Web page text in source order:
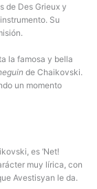
de Des Grieux y
Su
la famosa y bella
de Chaikovski.
un momento
es ‘Net!
muy lírica, con
Avestisyan le da.